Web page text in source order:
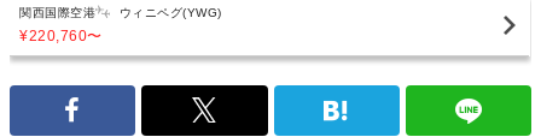
関西国際空港 ウィニペグ(YWG)
¥220,760〜